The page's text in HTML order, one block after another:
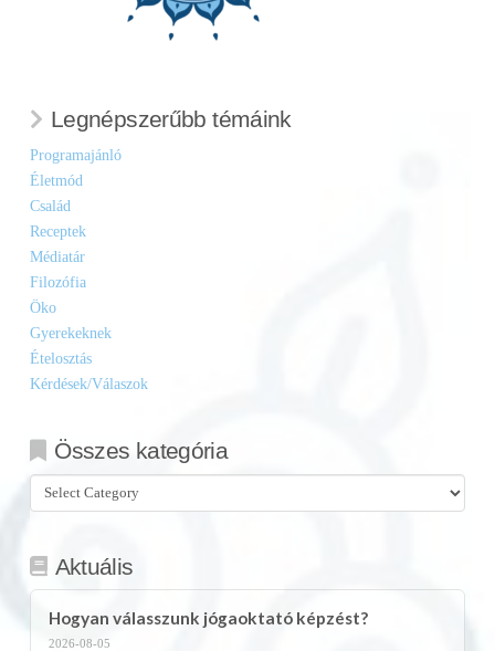
Legnépszerűbb témáink
Programajánló
Életmód
Család
Receptek
Médiatár
Filozófia
Öko
Gyerekeknek
Ételosztás
Kérdések/Válaszok
Összes kategória
Összes
kategória
Aktuális
Hogyan válasszunk jógaoktató képzést?
2026-08-05